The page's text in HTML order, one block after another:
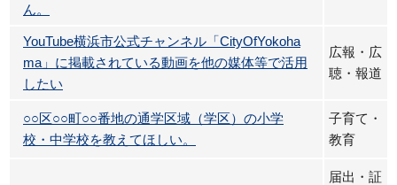
ん。
YouTube横浜市公式チャンネル「CityOfYokoha
ma」に掲載されている動画を他の媒体等で活用
したい
広報・広
聴・報道
○○区○○町○○番地の通学区域（学区）の小学
校・中学校を教えてほしい。
子育て・
教育
届出・証